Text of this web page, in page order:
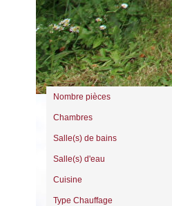
Intérieur
Nombre pièces
Chambres
Salle(s) de bains
Salle(s) d'eau
Cuisine
Type Chauffage